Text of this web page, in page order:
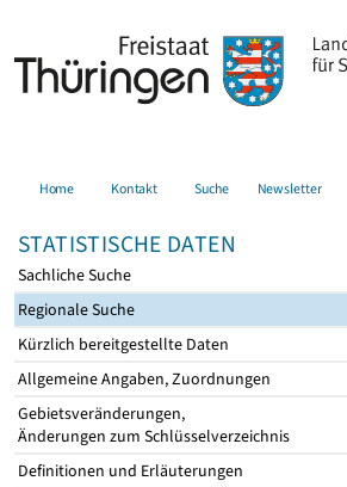
Home Kontakt Suche Newsletter
STATISTISCHE DATEN
Sachliche Suche
Regionale Suche
Kürzlich bereitgestellte Daten
Allgemeine Angaben, Zuordnungen
Gebietsveränderungen,
Änderungen zum Schlüsselverzeichnis
Definitionen und Erläuterungen